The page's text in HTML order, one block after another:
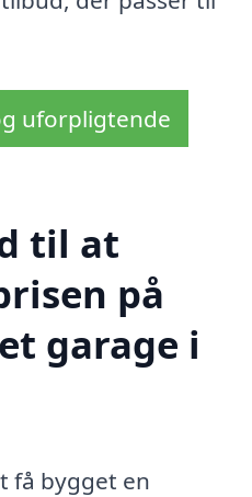
uforpligtende
til at
på
garage i
få bygget en